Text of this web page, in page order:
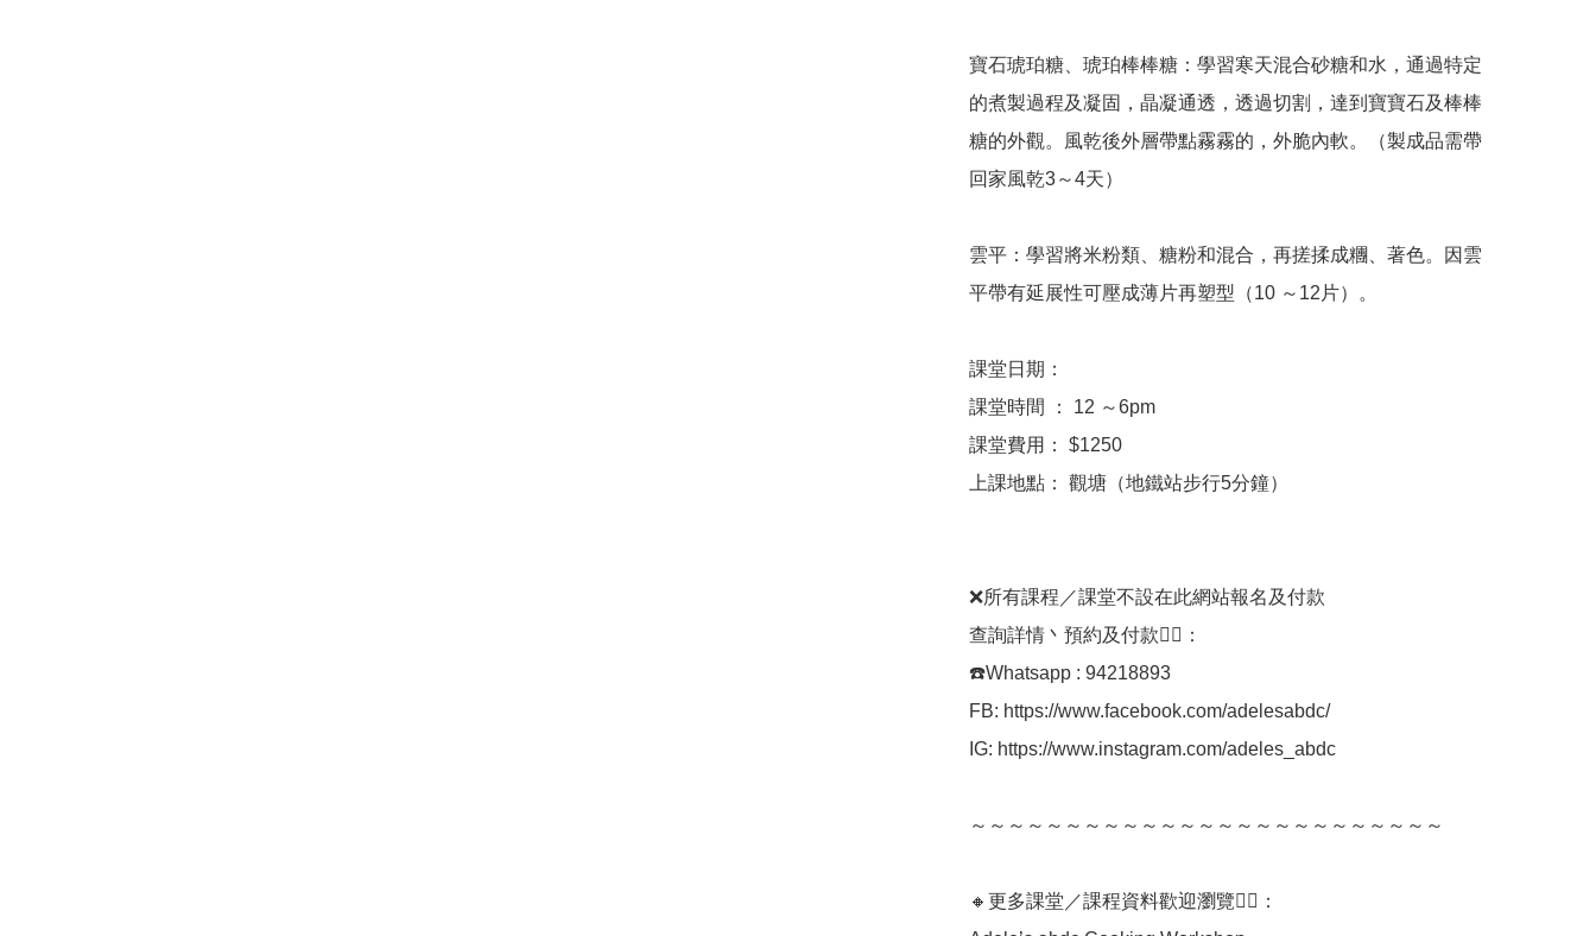
寶石琥珀糖、琥珀棒棒糖：學習寒天混合砂糖和水，通過特定
的煮製過程及凝固，晶凝通透，透過切割，達到寶寶石及棒棒
糖的外觀。風乾後外層帶點霧霧的，外脆內軟。（製成品需帶
回家風乾3～4天）
雲平：學習將米粉類、糖粉和混合，再搓揉成糰、著色。因雲
平帶有延展性可壓成薄片再塑型（10 ～12片）。
課堂日期：
課堂時間 ： 12 ～6pm
課堂費用： $1250
上課地點： 觀塘（地鐵站步行5分鐘）
❌所有課程／課堂不設在此網站報名及付款
查詢詳情丶預約及付款👇🏻：
☎️Whatsapp : 94218893
FB: https://www.facebook.com/adelesabdc/
IG: https://www.instagram.com/adeles_abdc
～～～～～～～～～～～～～～～～～～～～～～～～～
🔸更多課堂／課程資料歡迎瀏覽👇🏻：